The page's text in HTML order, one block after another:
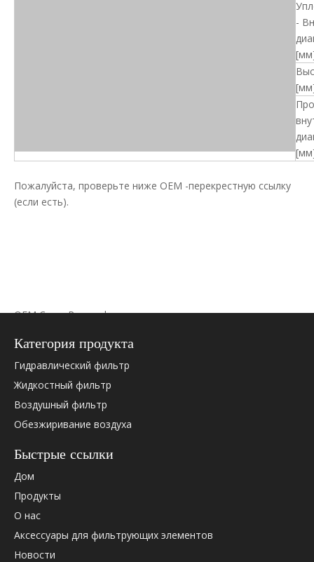
-
Пожалуйста, проверьте ниже OEM -перекрестную ссылку
(если есть).
OEM Cross Research.
0013022760
0114786
01174421
01183574
01183575
0363020
0451105067
0531000005
05710640
0814661
081-4661
099008s
1000424655
Категория продукта
Гидравлический фильтр
Жидкостный фильтр
Воздушный фильтр
Обезжиривание воздуха
Быстрые ссылки
Дом
Продукты
О нас
Аксессуары для фильтрующих элементов
Новости